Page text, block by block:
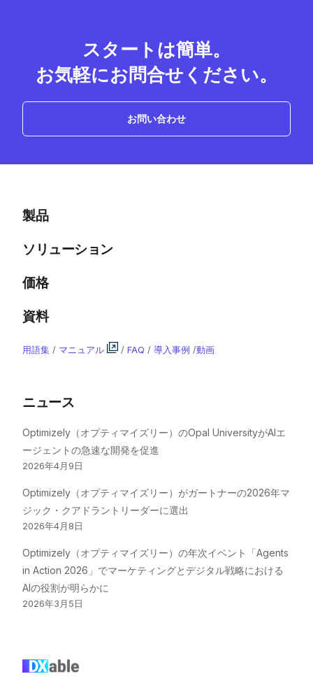
スタートは簡単。
お気軽にお問合せください。
お問い合わせ
製品
ソリューション
価格
資料
用語集 / マニュアル /FAQ /導入事例 /動画
ニュース
Optimizely（オプティマイズリー）のOpal UniversityがAIエ
ージェントの急速な開発を促進
2026年4月9日
Optimizely（オプティマイズリー）がガートナーの2026年マ
ジック・クアドラントリーダーに選出
2026年4月8日
Optimizely（オプティマイズリー）の年次イベント「Agents
in Action 2026」でマーケティングとデジタル戦略における
AIの役割が明らかに
2026年3月5日